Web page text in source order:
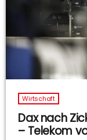
Wirtschaft
Dax nach
– Telekom